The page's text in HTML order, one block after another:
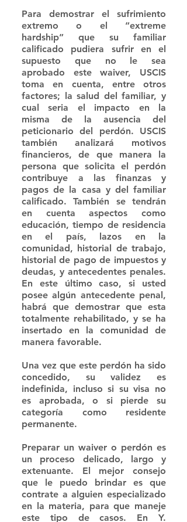
Para demostrar el sufrimiento
extremo o el “extreme
hardship” que su familiar
calificado pudiera sufrir en el
supuesto que no le sea
aprobado este waiver, USCIS
toma en cuenta, entre otros
factores; la salud del familiar, y
cual seria el impacto en la
misma de la ausencia del
peticionario del perdón. USCIS
también analizará motivos
financieros, de que manera la
persona que solicita el perdón
contribuye a las finanzas y
pagos de la casa y del familiar
calificado. También se tendrán
en cuenta aspectos como
educación, tiempo de residencia
en el país, lazos en la
comunidad, historial de trabajo,
historial de pago de impuestos y
deudas, y antecedentes penales.
En este último caso, si usted
posee algún antecedente penal,
habrá que demostrar que esta
totalmente rehabilitado, y se ha
insertado en la comunidad de
manera favorable.
Una vez que este perdón ha sido
concedido, su validez es
indefinida, incluso si su visa no
es aprobada, o si pierde su
categoría como residente
permanente.
Preparar un waiver o perdón es
un proceso delicado, largo y
extenuante. El mejor consejo
que le puedo brindar es que
contrate a alguien especializado
en la materia, para que maneje
este tipo de casos. En Y.